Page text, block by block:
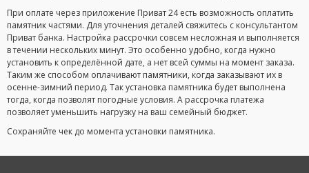
При оплате через приложение Приват 24 есть возможность оплатить
памятник частями. Для уточнения деталей свяжитесь с консультантом
Приват банка. Настройка рассрочки совсем несложная и выполняется
в течении нескольких минут. Это особенно удобно, когда нужно
установить к определённой дате, а нет всей суммы на момент заказа.
Таким же способом оплачивают памятники, когда заказывают их в
осенне-зимний период. Так установка памятника будет выполнена
тогда, когда позволят погодные условия. А рассрочка платежа
позволяет уменьшить нагрузку на ваш семейный бюджет.
Сохраняйте чек до момента установки памятника.